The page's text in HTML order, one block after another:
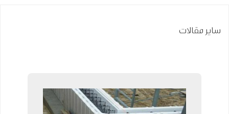
سایر مقالات